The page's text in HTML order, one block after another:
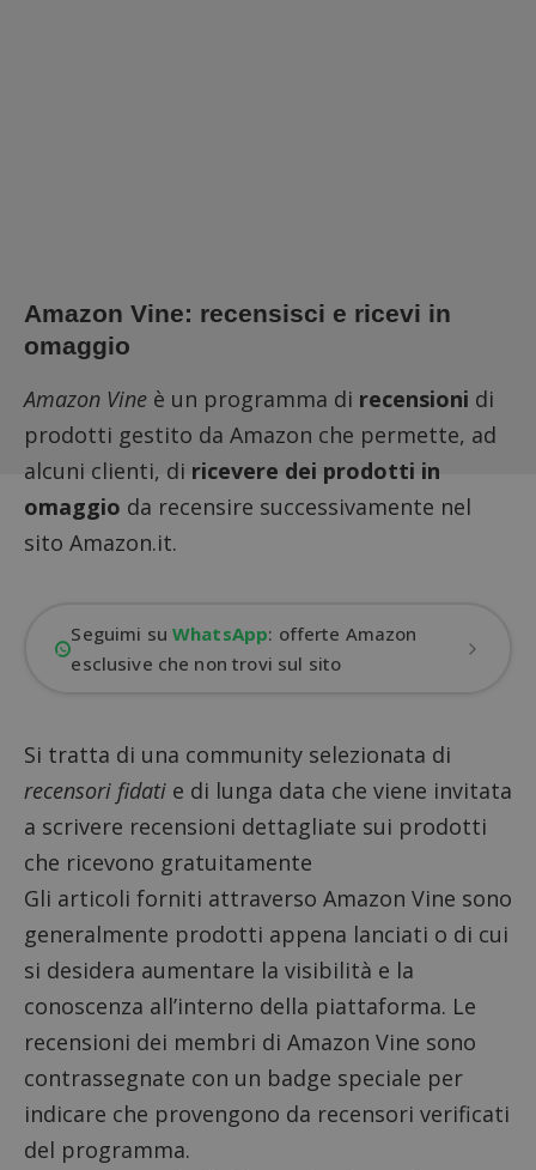
Amazon Vine: recensisci e ricevi in
omaggio
Amazon Vine è un programma di recensioni di
prodotti gestito da Amazon che permette, ad
alcuni clienti, di ricevere dei prodotti in
omaggio da recensire successivamente nel
sito Amazon.it.
Seguimi suWhatsApp: offerte Amazon
esclusive che non trovi sul sito
Si tratta di una community selezionata di
recensori fidati e di lunga data che viene invitata
a scrivere recensioni dettagliate sui prodotti
che ricevono gratuitamente
Gli articoli forniti attraverso Amazon Vine sono
generalmente prodotti appena lanciati o di cui
si desidera aumentare la visibilità e la
conoscenza all’interno della piattaforma. Le
recensioni dei membri di Amazon Vine sono
contrassegnate con un badge speciale per
indicare che provengono da recensori verificati
del programma.